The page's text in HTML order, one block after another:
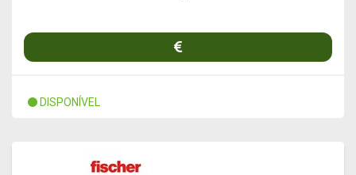
DISPONÍVEL